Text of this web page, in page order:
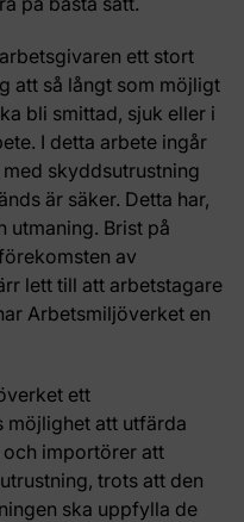
ett stort
att så långt som möjligt
bli smittad, sjuk eller i
I detta arbete ingår
skyddsutrustning
är säker. Detta har,
utmaning. Brist på
av
lett till att arbetstagare
Arbetsmiljöverket en
ett
möjlighet att utfärda
importörer att
trots att den
ska uppfylla de